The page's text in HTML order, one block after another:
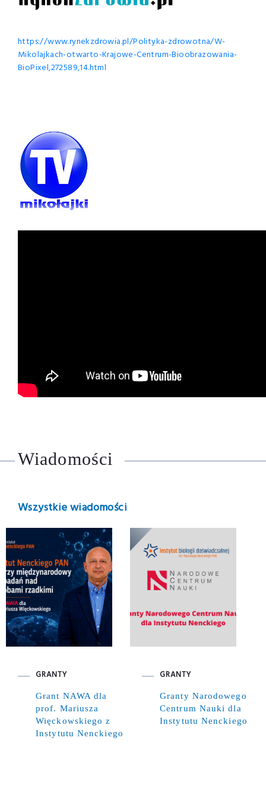
https://www.rynekzdrowia.pl/Polityka-zdrowotna/W-
Mikolajkach-otwarto-Krajowe-Centrum-Bioobrazowania-
BioPixel,272589,14.html
Wiadomości
Wszystkie wiadomości
GRANTY
Grant NAWA dla
prof. Mariusza
Więckowskiego z
Instytutu Nenckiego
GRANTY
Granty Narodowego
Centrum Nauki dla
Instytutu Nenckiego